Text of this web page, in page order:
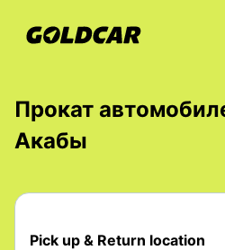
Прокат
Акабы
Pick up & Return location